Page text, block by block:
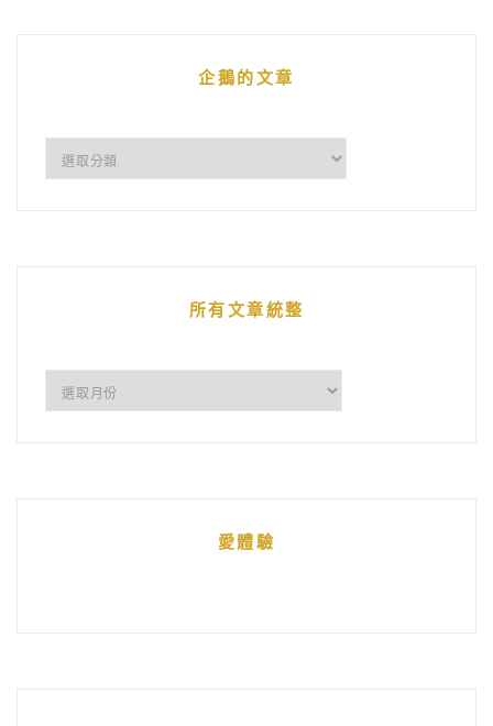
企鵝的文章
所有文章統整
愛體驗